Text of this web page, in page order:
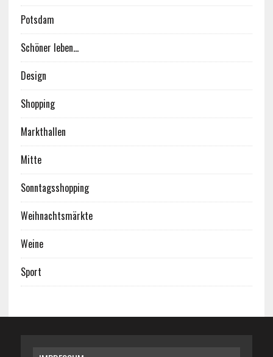
Potsdam
Schöner leben…
Design
Shopping
Markthallen
Mitte
Sonntagsshopping
Weihnachtsmärkte
Weine
Sport